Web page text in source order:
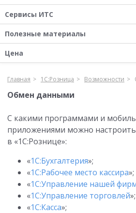
Сервисы ИТС
Полезные материалы
Цена
Главная 1С:Розница Возможности
Обмен данными
С какими программами и
приложениями можно
в «1С:Рознице»:
«1С:Бухгалтерия»;
«1С:Рабочее место кассира»;
«1С:Управление нашей
«1С:Управление торговлей»;
«1С:Касса»;